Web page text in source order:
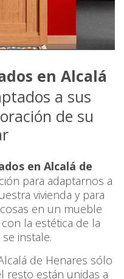
en Alcalá
a sus
de su
en Alcalá de
para adaptarnos a
vivienda y para
en un mueble
la estética de la
instale.
de Henares sólo
resto están unidas a